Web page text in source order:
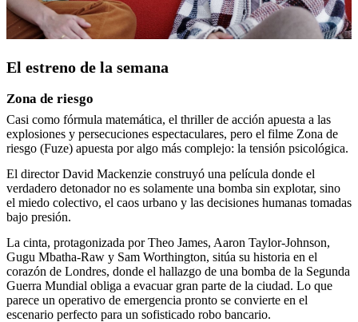
El estreno de la semana
Zona de riesgo
Casi como fórmula matemática, el thriller de acción apuesta a las
explosiones y persecuciones espectaculares, pero el filme Zona de
riesgo (Fuze) apuesta por algo más complejo: la tensión psicológica.
El director David Mackenzie construyó una película donde el
verdadero detonador no es solamente una bomba sin explotar, sino
el miedo colectivo, el caos urbano y las decisiones humanas tomadas
bajo presión.
La cinta, protagonizada por Theo James, Aaron Taylor-Johnson,
Gugu Mbatha-Raw y Sam Worthington, sitúa su historia en el
corazón de Londres, donde el hallazgo de una bomba de la Segunda
Guerra Mundial obliga a evacuar gran parte de la ciudad. Lo que
parece un operativo de emergencia pronto se convierte en el
escenario perfecto para un sofisticado robo bancario.